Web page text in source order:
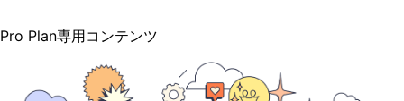
Pro Plan専用コンテンツ